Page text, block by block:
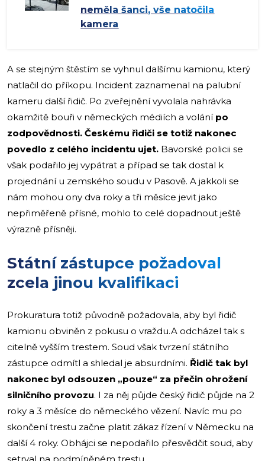
neměla šanci, vše natočila
kamera
A se stejným štěstím se vyhnul dalšímu kamionu, který
natlačil do příkopu. Incident zaznamenal na palubní
kameru další řidič. Po zveřejnění vyvolala nahrávka
okamžitě bouři v německých médiích a volánípo
zodpovědnosti. Českému řidiči se totiž nakonec
povedlo z celého incidentu ujet. Bavorské policii se
však podařilo jej vypátrat a případ se tak dostal k
projednání u zemského soudu v Pasově. A jakkoli se
nám mohou ony dva roky a tři měsíce jevit jako
nepřiměřeně přísné, mohlo to celé dopadnout ještě
výrazně přísněji.
Státní zástupce požadoval
zcela jinou kvalifikaci
Prokuratura totiž původně požadovala, aby byl řidič
kamionu obviněn z pokusu o vraždu.A odcházel tak s
citelně vyšším trestem. Soud však tvrzení státního
zástupce odmítl a shledal je absurdními. Řidič tak byl
nakonec byl odsouzen „pouze“ za přečin ohrožení
silničního provozu. I za něj půjde český řidič půjde na 2
roky a 3 měsíce do německého vězení. Navíc mu po
skončení trestu začne platit zákaz řízení v Německu na
další 4 roky. Obhájci se nepodařilo přesvědčit soud, aby